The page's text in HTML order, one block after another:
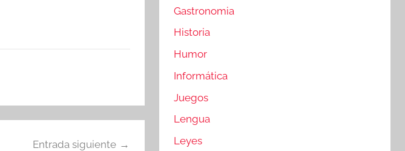
Entrada siguiente
Gastronomia
Historia
Humor
Informática
Juegos
Lengua
Leyes